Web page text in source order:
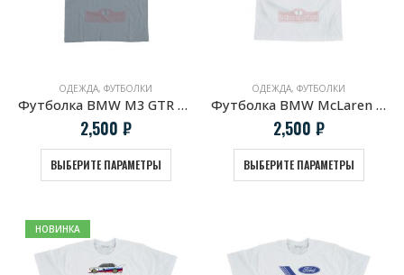
ОДЕЖДА, ФУТБОЛКИ
Футболка BMW M3 GTR Winner 2001
2,500 ₽
ВЫБЕРИТЕ ПАРАМЕТРЫ
ОДЕЖДА, ФУТБОЛКИ
Футболка BMW McLaren 320 turbo. Group 5
2,500 ₽
ВЫБЕРИТЕ ПАРАМЕТРЫ
НОВИНКА